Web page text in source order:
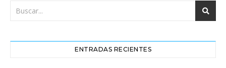
ENTRADAS RECIENTES